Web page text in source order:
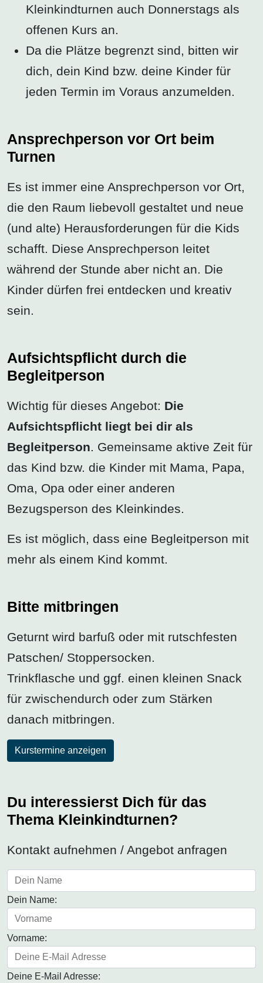
Kleinkindturnen auch Donnerstags als
offenen Kurs an.
Da die Plätze begrenzt sind, bitten wir
dich, dein Kind bzw. deine Kinder für
jeden Termin im Voraus anzumelden.
Ansprechperson vor Ort beim
Turnen
Es ist immer eine Ansprechperson vor Ort,
die den Raum liebevoll gestaltet und neue
(und alte) Herausforderungen für die Kids
schafft. Diese Ansprechperson leitet
während der Stunde aber nicht an. Die
Kinder dürfen frei entdecken und kreativ
sein.
Aufsichtspflicht durch die
Begleitperson
Wichtig für dieses Angebot: Die
Aufsichtspflicht liegt bei dir als
Begleitperson. Gemeinsame aktive Zeit für
das Kind bzw. die Kinder mit Mama, Papa,
Oma, Opa oder einer anderen
Bezugsperson des Kleinkindes.
Es ist möglich, dass eine Begleitperson mit
mehr als einem Kind kommt.
Bitte mitbringen
Geturnt wird barfuß oder mit rutschfesten
Patschen/ Stoppersocken.
Trinkflasche und ggf. einen kleinen Snack
für zwischendurch oder zum Stärken
danach mitbringen.
Kurstermine anzeigen
Du interessierst Dich für das
Thema Kleinkindturnen?
Kontakt aufnehmen / Angebot anfragen
Dein Name:
Vorname:
Deine E-Mail Adresse: